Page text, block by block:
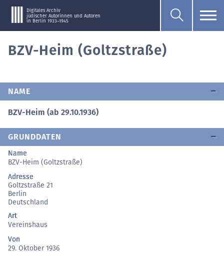
Digitales Archiv
jüdischer Autorinnen und Autoren
in Berlin 1933–1945
BZV-Heim (Goltzstraße)
NAME
BZV-Heim (ab 29.10.1936)
GRUNDDATEN
Name
BZV-Heim (Goltzstraße)
Adresse
Goltzstraße 21
Berlin
Deutschland
Art
Vereinshaus
Von
29. Oktober 1936